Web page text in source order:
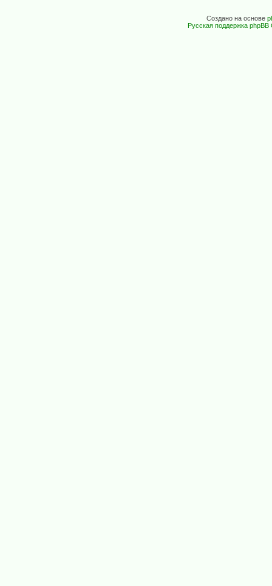
Создано на основе
Русская поддержка phpBB